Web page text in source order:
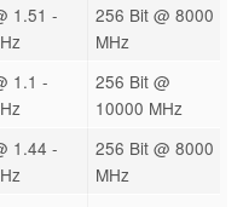
1.51 -
256 Bit @ 8000
MHz
1.1 -
256 Bit @
10000 MHz
1.44 -
256 Bit @ 8000
MHz